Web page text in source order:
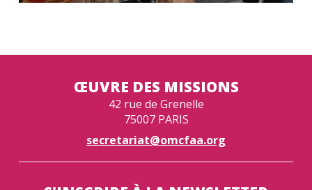
ŒUVRE DES MISSIONS
42 rue de Grenelle
75007 PARIS
secretariat@omcfaa.org